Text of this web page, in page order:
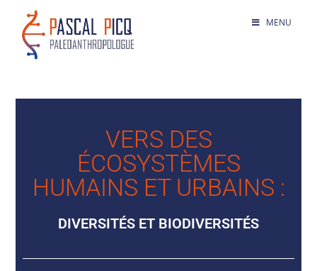
MENU
VERS DES
ÉCOSYSTÈMES
HUMAINS ET URBAINS :
DIVERSITÉS ET BIODIVERSITÉS